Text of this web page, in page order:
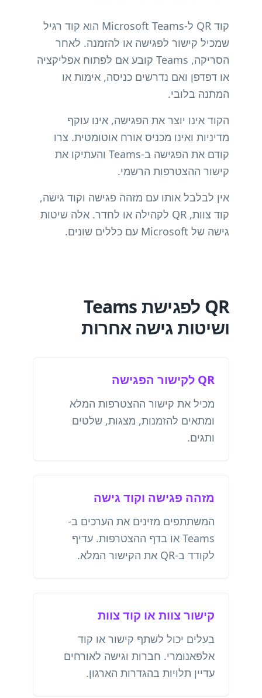
קוד QR ל-Microsoft Teams הוא קוד רגיל
שמכיל קישור לפגישה או להזמנה. לאחר
הסריקה, Teams קובע אם לפתוח אפליקציה
או דפדפן ואם נדרשים כניסה, אימות או
המתנה בלובי.
הקוד אינו יוצר את הפגישה, אינו עוקף
מדיניות ואינו מכניס אורח אוטומטית. צרו
קודם את הפגישה ב-Teams והעתיקו את
קישור ההצטרפות הרשמי.
אין לבלבל אותו עם מזהה פגישה וקוד גישה,
קוד צוות, QR לקהילה או לחדר. אלה שיטות
גישה של Microsoft עם כללים שונים.
QR לפגישת Teams
ושיטות גישה אחרות
QR לקישור הפגישה
מכיל את קישור ההצטרפות המלא
ומתאים להזמנות, מצגות, שלטים
ותגים.
מזהה פגישה וקוד גישה
המשתתפים מזינים את הערכים ב-
Teams או בדף ההצטרפות. עדיף
לקודד ב-QR את הקישור המלא.
קישור צוות או קוד צוות
בעלים יכול לשתף קישור או קוד
אלפאנומרי. חברות וגישה לאורחים
עדיין תלויות בהגדרות הארגון.